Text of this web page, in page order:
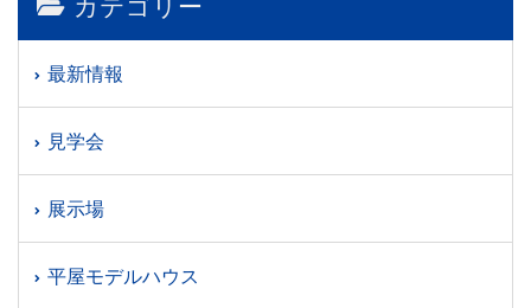
カテゴリー
最新情報
見学会
展示場
平屋モデルハウス